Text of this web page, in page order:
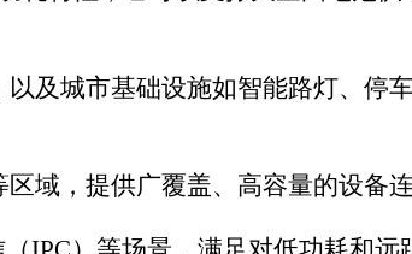
目前看到的更多是模组本身的生态就绪，而